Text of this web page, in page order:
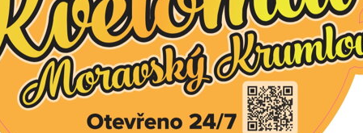
paprik, namočíme osivo asi na jeden den do
směsi výsevného substrátu s hrubším pískem a po
směsi, vše přikryjeme papírem – asi vrstvou 10 cm
teplotu kolem 30 °C, aby sazeničky paprik
sazeničky paprik s pravými lístky do truhlíků ve
očekávat sazenice 30 až 40 cm vysoké. Vhodná